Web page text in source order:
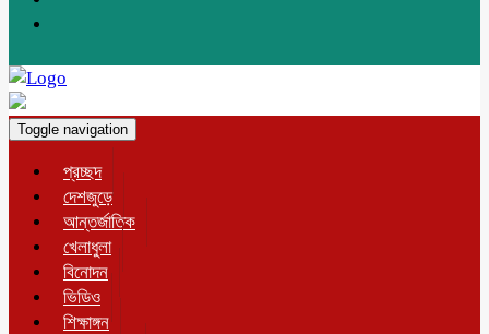
Toggle navigation
প্রচ্ছদ
দেশজুড়ে
আন্তর্জাতিক
খেলাধুলা
বিনোদন
ভিডিও
শিক্ষাঙ্গন